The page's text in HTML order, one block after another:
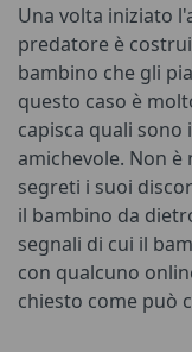
Una volta iniziato
predatore è
bambino che gli
questo caso è
capisca quali
amichevole. Non
segreti i suoi
il bambino da
segnali di cui il
con qualcuno
chiesto come può